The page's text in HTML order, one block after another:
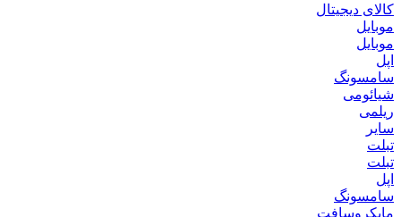
کالای دیجیتال
موبایل
موبایل
اپل
سامسونگ
شیائومی
ریلمی
سایر
تبلت
تبلت
اپل
سامسونگ
مایکروسافت